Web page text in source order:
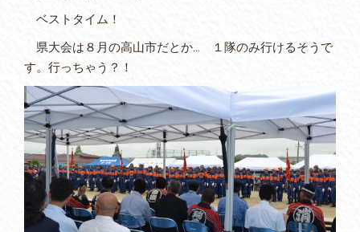
ベストタイム！
県大会は８月の高山市だとか… １隊のみ行けるそうで
す。行っちゃう？！